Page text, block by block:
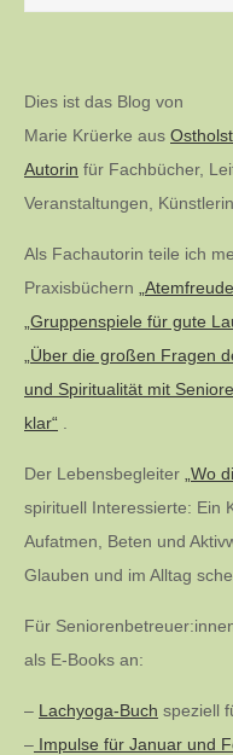
Dies ist das Blog von
Marie Krüerke aus
Autorin für Fachbücher,
Veranstaltungen, Künstlerin,
Als Fachautorin teile ich
Praxisbüchern
„Gruppenspiele für gute
„Über die großen Fragen
und Spiritualität mit
klar“
Der Lebensbegleiter „Wo
spirituell Interessierte: Ein
Aufatmen, Beten und
Glauben und im Alltag
Für
als E-Books an:
– Lachyoga-Buch speziell
– Impulse für Januar und